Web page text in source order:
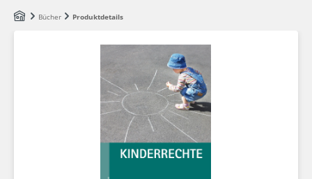
Zum Hauptinhalt springen
Bücher Produktdetails